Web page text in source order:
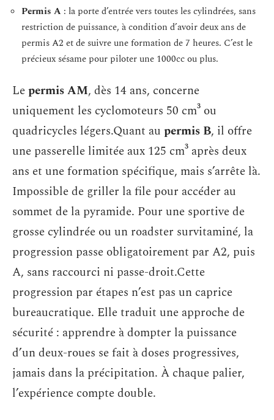
Permis A : la porte d’entrée vers toutes les cylindrées, sans
restriction de puissance, à condition d’avoir deux ans de
permis A2 et de suivre une formation de 7 heures. C’est le
précieux sésame pour piloter une 1000cc ou plus.
Lepermis AM, dès 14 ans, concerne
uniquement les cyclomoteurs 50 cm³ ou
quadricycles légers.Quant au permis B, il offre
une passerelle limitée aux 125 cm³ après deux
ans et une formation spécifique, mais s’arrête là.
Impossible de griller la file pour accéder au
sommet de la pyramide. Pour une sportive de
grosse cylindrée ou un roadster survitaminé, la
progression passe obligatoirement par A2, puis
A, sans raccourci ni passe-droit.Cette
progression par étapes n’est pas un caprice
bureaucratique. Elle traduit une approche de
sécurité : apprendre à dompter la puissance
d’un deux-roues se fait à doses progressives,
jamais dans la précipitation. À chaque palier,
l’expérience compte double.